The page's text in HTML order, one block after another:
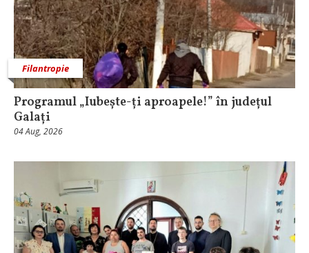
Filantropie
Programul „Iubește-ți aproapele!” în județul
Galați
04 Aug, 2026